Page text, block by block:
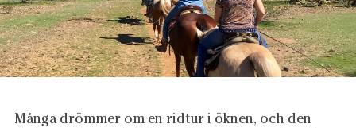
Många drömmer om en ridtur i öknen, och den